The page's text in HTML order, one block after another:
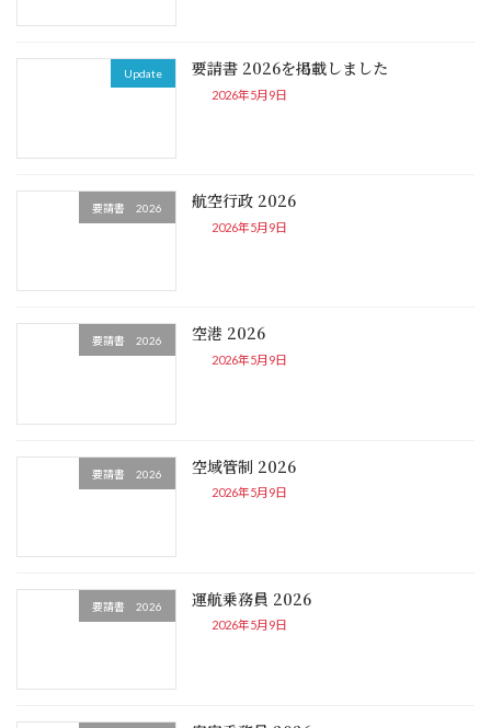
Update 要請書 2026を掲載しました
2026年5月9日
要請書 2026 航空行政 2026
2026年5月9日
要請書 2026 空港 2026
2026年5月9日
要請書 2026 空域管制 2026
2026年5月9日
要請書 2026 運航乗務員 2026
2026年5月9日